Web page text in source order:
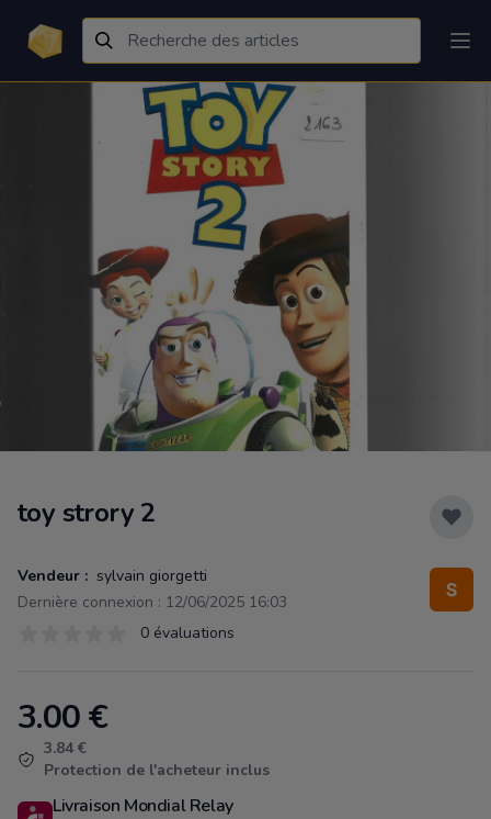
toy strory 2
Vendeur : sylvain giorgetti
Dernière connexion : 12/06/2025 16:03
0 évaluations
Product information
3.00€
3.84 €
Protection de l'acheteur inclus
Livraison Mondial Relay